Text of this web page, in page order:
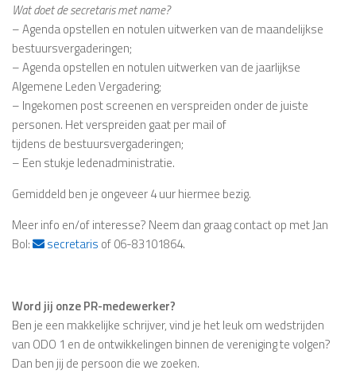
Wat doet de secretaris met name?
– Agenda opstellen en notulen uitwerken van de maandelijkse
bestuursvergaderingen;
– Agenda opstellen en notulen uitwerken van de jaarlijkse
Algemene Leden Vergadering;
– Ingekomen post screenen en verspreiden onder de juiste
personen. Het verspreiden gaat per mail of
tijdens de bestuursvergaderingen;
– Een stukje ledenadministratie.
Gemiddeld ben je ongeveer 4 uur hiermee bezig.
Meer info en/of interesse? Neem dan graag contact op met Jan
Bol:
secretaris of 06-83101864.
Word jij onze PR-medewerker?
Ben je een makkelijke schrijver, vind je het leuk om wedstrijden
van ODO 1 en de ontwikkelingen binnen de vereniging te volgen?
Dan ben jij de persoon die we zoeken.